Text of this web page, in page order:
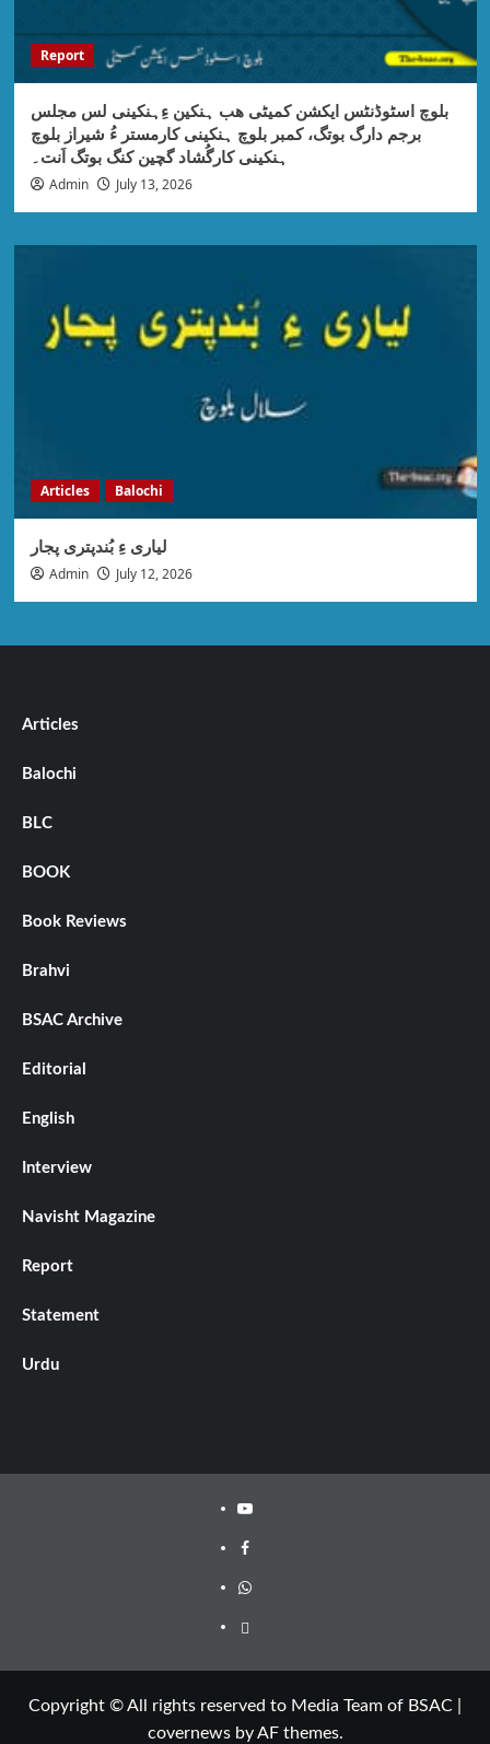
Report
بلوچ اسٹوڈنٹس ایکشن کمیٹی ھب ہنکین ءِہنکینی لس مجلس
برجم دارگ بوتگ، کمبر بلوچ ہنکینی کارمستر ءُ شیراز بلوچ
ہنکینی کارگُشاد گچین کنگ بوتگ اَنت۔
Admin July 13, 2026
Articles Balochi
لیاری ءِ بُندپتری پجار
Admin July 12, 2026
Articles
Balochi
BLC
BOOK
Book Reviews
Brahvi
BSAC Archive
Editorial
English
Interview
Navisht Magazine
Report
Statement
Urdu
Copyright © All rights reserved to Media Team of BSAC
covernewsby AF themes.